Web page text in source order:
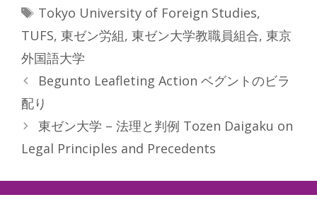
Tags
Tokyo University of Foreign Studies,
TUFS, 東ゼン労組, 東ゼン大学教職員組合, 東京
外国語大学
Begunto Leafleting Action ベグントのビラ
配り
東ゼン大学 – 法理と判例 Tozen Daigaku on
Legal Principles and Precedents